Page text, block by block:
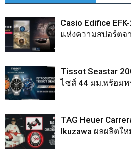
Casio Edifice
แห่งความสปอร์ตจ
Tissot Seastar
ไซส์ 44 มม.พร้อม
TAG Heuer
Ikuzawa ผลผลิตใ